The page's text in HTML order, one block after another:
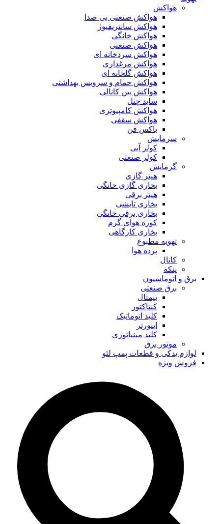
هواکش
هواکش صنعتی بی صدا
هواکش سانتریفیوژ
هواکش خانگی
هواکش صنعتی
هواکش سردخانه ای
هواکش مرغداری
هواکش گلخانه ای
هواکش حمام و سرویس بهداشتی
هواکش بین کانالی
ساید چنل
هواکش کامپیوتری
هواکش سقفی
باکس فن
سرمایش
کولر آبی
کولر صنعتی
گرمایش
هیتر گازی
بخاری گازی خانگی
هیتر برقی
بخاری تابشی
بخاری برقی خانگی
کوره هوای گرم
بخاری کارگاهی
تهویه مطبوع
پرده هوا
کانال
پنکه
برق و اتوماسیون
برق صنعتی
بیمتال
کنتاکتور
کلید اتوماتیک
اینورتر
کلید مینیاتوری
موتور برق
لوازم یدکی و قطعات پمپ لئو
فروش ویژه